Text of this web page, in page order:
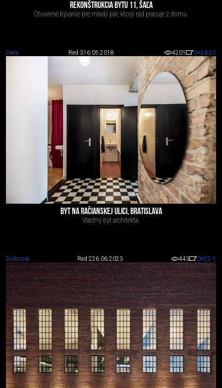
REKONŠTRUKCIA BYTU 11, ŠAĽA
Otvorené bývanie pre mladý pár, ktorý rád pracuje z domu.
Diela Red 316.05.2018 4201 0+24-21
BYT NA RAČIANSKEJ ULICI, BRATISLAVA
Vlastný byt architekta.
Diskusia Red 226.06.2023 443 0+22-1